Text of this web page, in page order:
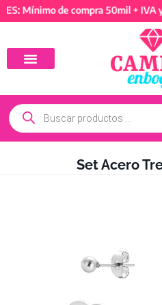
Mínimo de compra 50mil + IVA
Set Acero